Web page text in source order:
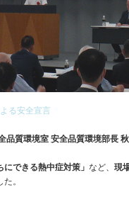
る安全宣言
品質環境室 安全品質環境部長
にできる熱中症対策」 など、 現
。